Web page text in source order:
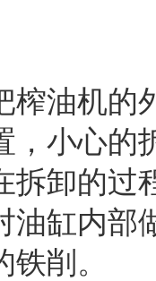
油机的
，小心的
拆卸的过
油缸内部
削。